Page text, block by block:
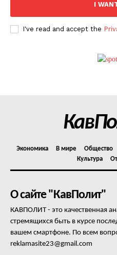
Контакты
I
I've read and accept the
Экономика В мире Общество
Культура
О сайте "КавПолит"
КАВПОЛИТ - это качественная
стремящихся быть в курсе
вашем смартфоне. По всем
reklamasite23@gmail.com